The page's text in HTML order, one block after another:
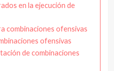
en la ejecución de
combinaciones ofensivas
ofensivas
de combinaciones